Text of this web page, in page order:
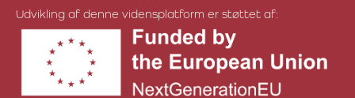
Udvikling af denne vidensplatform er støttet af: